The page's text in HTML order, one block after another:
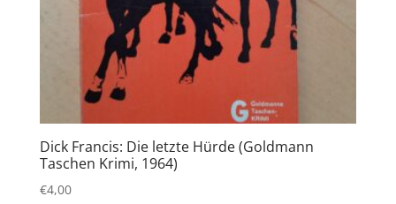
Dick Francis: Die letzte Hürde (Goldmann
Taschen Krimi, 1964)
€4,00